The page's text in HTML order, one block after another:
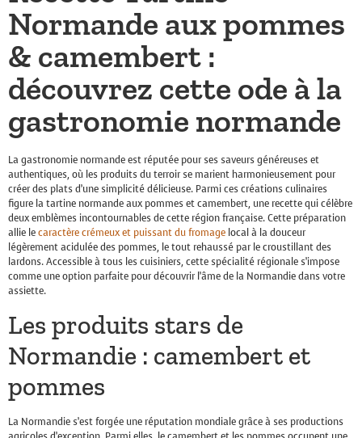
Normande aux pommes
& camembert :
découvrez cette ode à la
gastronomie normande
La gastronomie normande est réputée pour ses saveurs généreuses et
authentiques, où les produits du terroir se marient harmonieusement pour
créer des plats d’une simplicité délicieuse. Parmi ces créations culinaires
figure la tartine normande aux pommes et camembert, une recette qui célèbre
deux emblèmes incontournables de cette région française. Cette préparation
allie lecaractère crémeux et puissant du fromage local à la douceur
légèrement acidulée des pommes, le tout rehaussé par le croustillant des
lardons. Accessible à tous les cuisiniers, cette spécialité régionale s’impose
comme une option parfaite pour découvrir l’âme de la Normandie dans votre
assiette.
Les produits stars de
Normandie : camembert et
pommes
La Normandie s’est forgée une réputation mondiale grâce à ses productions